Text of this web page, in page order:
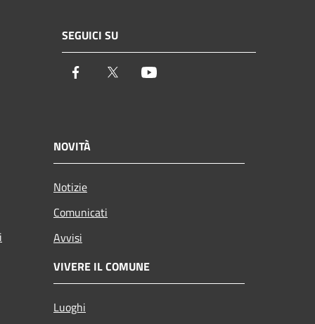
SEGUICI SU
Facebook Twitter
NOVITÀ
Notizie
Comunicati
Avvisi
VIVERE IL COMUNE
Luoghi